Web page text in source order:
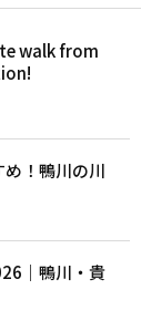
walk from
め！鴨川の川
｜鴨川・貴